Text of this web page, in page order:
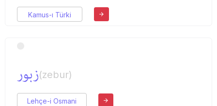
Kamus-ı Türki
زبور(zebur)
Lehçe-i Osmani